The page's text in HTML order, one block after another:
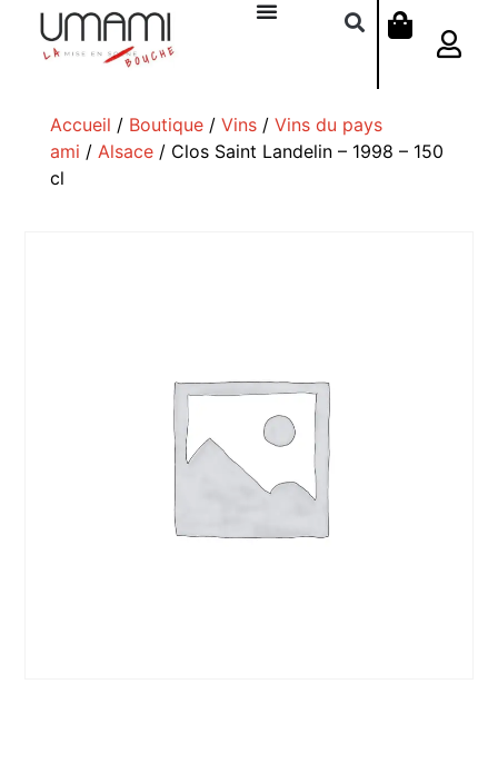
Accueil / Boutique/ Vins/ Vins du pays
ami / Alsace/ Clos Saint Landelin – 1998 – 150
cl